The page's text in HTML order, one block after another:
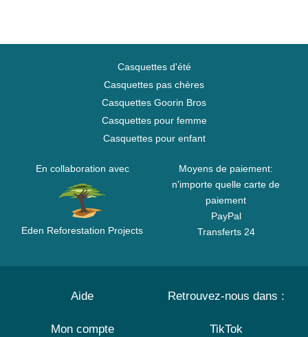
Casquettes d'été
Casquettes pas chères
Casquettes Goorin Bros
Casquettes pour femme
Casquettes pour enfant
En collaboration avec
Eden Reforestation Projects
Moyens de paiement:
n'importe quelle carte de
paiement
PayPal
Transferts 24
Aide
Mon compte
Retrouvez-nous dans :
TikTok